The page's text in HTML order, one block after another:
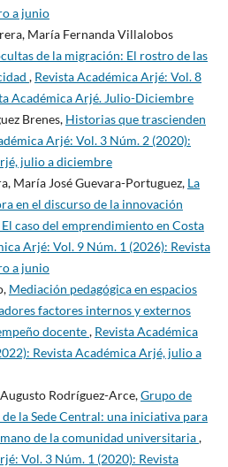
a junio
María Fernanda Villalobos
de la migración: El rostro de las
, Revista Académica Arjé: Vol. 8
Académica Arjé. Julio-Diciembre
Brenes, Historias que trascienden
Arjé: Vol. 3 Núm. 2 (2020):
julio a diciembre
María José Guevara-Portuguez, La
en el discurso de la innovación
caso del emprendimiento en Costa
Arjé: Vol. 9 Núm. 1 (2026): Revista
a junio
Mediación pedagógica en espacios
factores internos y externos
docente, Revista Académica
Revista Académica Arjé, julio a
Rodríguez-Arce,Grupo de
la Sede Central: una iniciativa para
de la comunidad universitaria,
Vol. 3 Núm. 1 (2020): Revista